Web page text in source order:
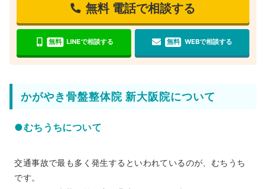
無料 電話で相談する
無料 LINEで相談する 無料 WEBで相談する
かがやき骨盤整体院 新大阪院について
●むちうちについて
交通事故で最も多く発生するといわれているのが、むちうち
です。